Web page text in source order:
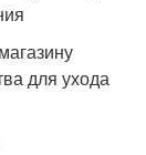
для ухода